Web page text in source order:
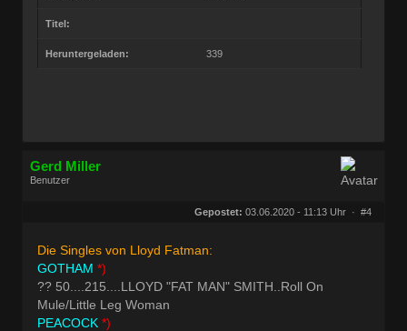
Titel:
Heruntergeladen: 339
Gerd Miller
Benutzer
Gepostet: 03.06.2020 - 11:13 Uhr · #4
Die Singles von Lloyd Fatman:
GOTHAM *)
?? 50....215....LLOYD "FAT MAN" SMITH..Roll On
Mule/Little Leg Woman
PEACOCK *)